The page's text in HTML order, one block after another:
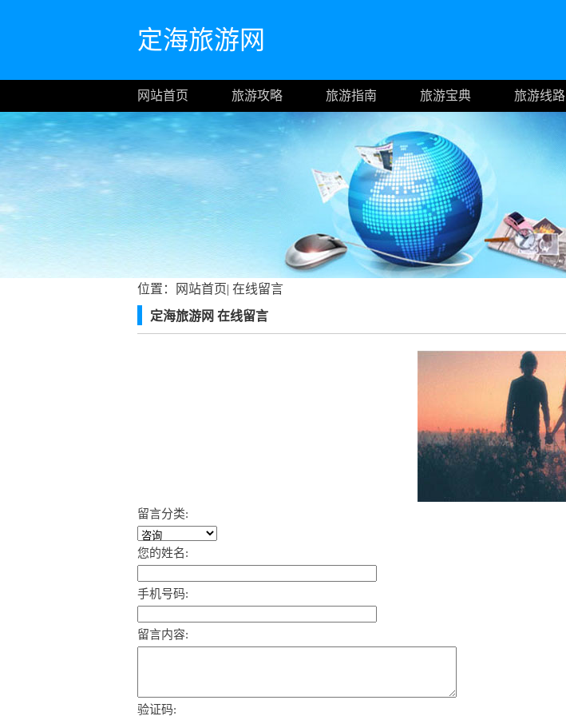
定海旅游网
网站首页 旅游攻略 旅游指南 旅游宝典 旅游线路
位置： 网站首页| 在线留言
定海旅游网 在线留言
留言分类:
您的姓名:
手机号码:
留言内容:
验证码: